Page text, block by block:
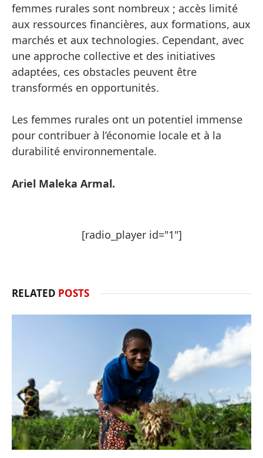
femmes rurales sont nombreux ; accès limité
aux ressources financières, aux formations, aux
marchés et aux technologies. Cependant, avec
une approche collective et des initiatives
adaptées, ces obstacles peuvent être
transformés en opportunités.
Les femmes rurales ont un potentiel immense
pour contribuer à l’économie locale et à la
durabilité environnementale.
Ariel Maleka Armal.
[radio_player id="1"]
RELATED POSTS